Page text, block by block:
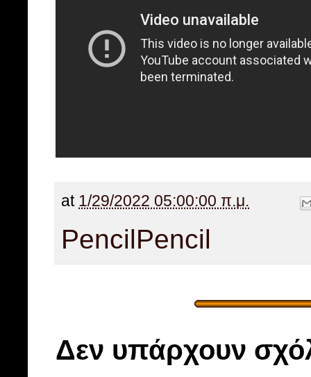
at 1/29/2022 05:00:00 π.μ.
PencilPencil
Δεν υπάρχουν